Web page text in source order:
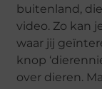
buitenland,
video. Zo kan
waar jij
knop
over dieren.